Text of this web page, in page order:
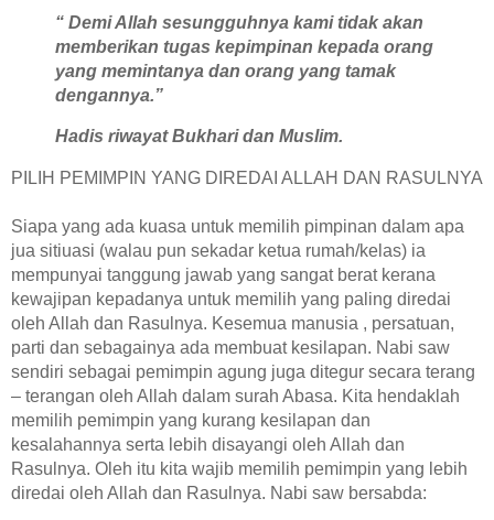
“ Demi Allah sesungguhnya kami tidak akan
memberikan tugas kepimpinan kepada orang
yang memintanya dan orang yang tamak
dengannya.”
Hadis riwayat Bukhari dan Muslim.
PILIH PEMIMPIN YANG DIREDAI ALLAH DAN RASULNYA
Siapa yang ada kuasa untuk memilih pimpinan dalam apa
jua sitiuasi (walau pun sekadar ketua rumah/kelas) ia
mempunyai tanggung jawab yang sangat berat kerana
kewajipan kepadanya untuk memilih yang paling diredai
oleh Allah dan Rasulnya. Kesemua manusia , persatuan,
parti dan sebagainya ada membuat kesilapan. Nabi saw
sendiri sebagai pemimpin agung juga ditegur secara terang
– terangan oleh Allah dalam surah Abasa. Kita hendaklah
memilih pemimpin yang kurang kesilapan dan
kesalahannya serta lebih disayangi oleh Allah dan
Rasulnya. Oleh itu kita wajib memilih pemimpin yang lebih
diredai oleh Allah dan Rasulnya. Nabi saw bersabda: